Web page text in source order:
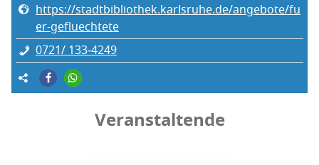
https://stadtbibliothek.karlsruhe.de/angebote/fu
er-gefluechtete
0721/ 133‑4249
Veranstaltende